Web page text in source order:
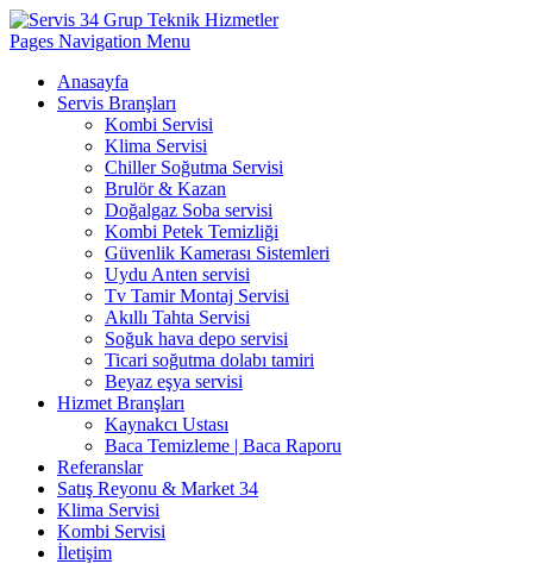
Pages Navigation Menu
Anasayfa
Servis Branşları
Kombi Servisi
Klima Servisi
Chiller Soğutma Servisi
Brulör & Kazan
Doğalgaz Soba servisi
Kombi Petek Temizliği
Güvenlik Kamerası Sistemleri
Uydu Anten servisi
Tv Tamir Montaj Servisi
Akıllı Tahta Servisi
Soğuk hava depo servisi
Ticari soğutma dolabı tamiri
Beyaz eşya servisi
Hizmet Branşları
Kaynakcı Ustası
Baca Temizleme | Baca Raporu
Referanslar
Satış Reyonu & Market 34
Klima Servisi
Kombi Servisi
İletişim